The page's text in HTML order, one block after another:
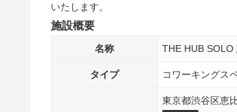
いたします。
施設概要
名称 THE HUB SOLO
タイプ コワーキングス
東京都渋谷区恵